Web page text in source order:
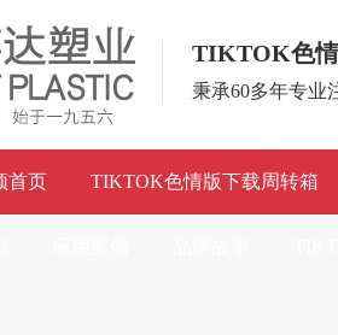
TIKTOK色
秉承60多年专
首页 TIKTOK色情版下载周转箱